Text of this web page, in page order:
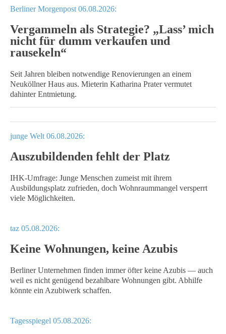
Berliner Morgenpost 06.08.2026:
Vergammeln als Strategie? „Lass’ mich
nicht für dumm verkaufen und
rausekeln“
Seit Jahren bleiben notwendige Renovierungen an einem
Neuköllner Haus aus. Mieterin Katharina Prater vermutet
dahinter Entmietung.
junge Welt 06.08.2026:
Auszubildenden fehlt der Platz
IHK-Umfrage: Junge Menschen zumeist mit ihrem
Ausbildungsplatz zufrieden, doch Wohnraummangel versperrt
viele Möglichkeiten.
taz 05.08.2026:
Keine Wohnungen, keine Azubis
Berliner Unternehmen finden immer öfter keine Azubis — auch
weil es nicht genügend bezahlbare Wohnungen gibt. Abhilfe
könnte ein Azubiwerk schaffen.
Tagesspiegel 05.08.2026: